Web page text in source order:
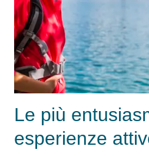
Le più
esperienze